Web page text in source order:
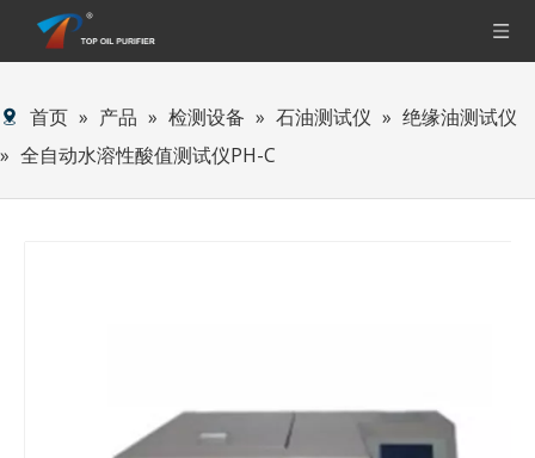
首页 » 产品 » 检测设备 » 石油测试仪 » 绝缘油测试仪
» 全自动水溶性酸值测试仪PH-C